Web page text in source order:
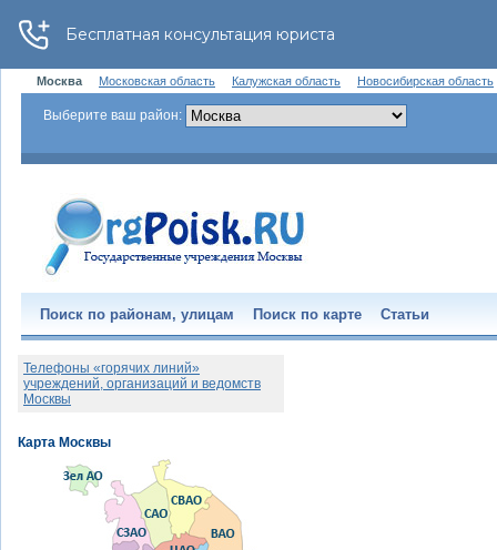
Москва Московская область Калужская область Новосибирская область
Выберите ваш район:
Поиск по районам, улицам Поиск по карте Статьи
Телефоны «горячих линий»
учреждений, организаций и ведомств
Москвы